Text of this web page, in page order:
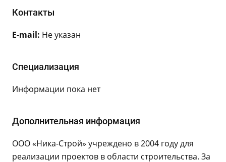
Контакты
E-mail: Не указан
Специализация
Информации пока нет
Дополнительная информация
ООО «Ника-Строй» учреждено в 2004 году для
реализации проектов в области строительства. За